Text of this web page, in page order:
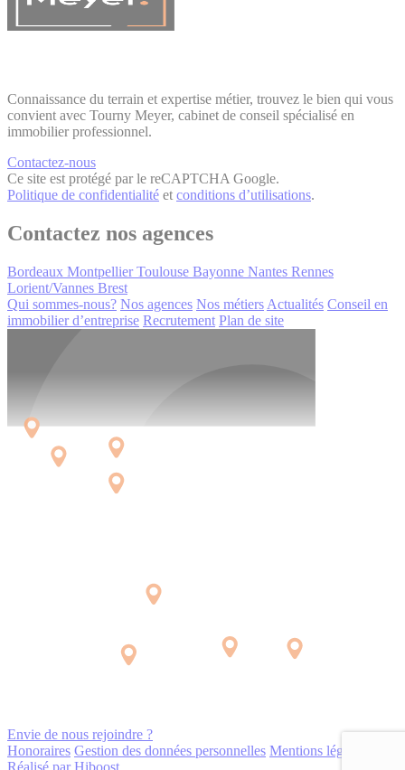
Connaissance du terrain et expertise métier, trouvez le bien qui vous
convient avec Tourny Meyer, cabinet de conseil spécialisé en
immobilier professionnel.
Contactez-nous
Ce site est protégé par le reCAPTCHA Google.
Politique de confidentialité et conditions d’utilisations.
Contactez nos agences
Bordeaux Montpellier Toulouse Bayonne Nantes Rennes
Lorient/Vannes Brest
Qui sommes-nous? Nos agences Nos métiers Actualités Conseil en
immobilier d’entreprise Recrutement Plan de site
Envie de nous rejoindre ?
Honoraires Gestion des données personnelles Mentions légales